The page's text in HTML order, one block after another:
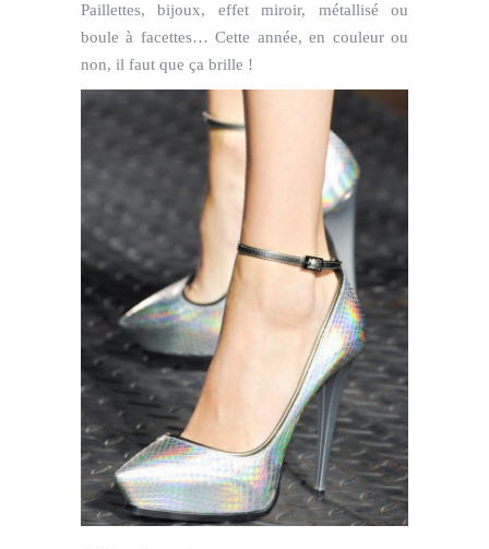
Paillettes, bijoux, effet miroir, métallisé ou
boule à facettes… Cette année, en couleur ou
non, il faut que ça brille !